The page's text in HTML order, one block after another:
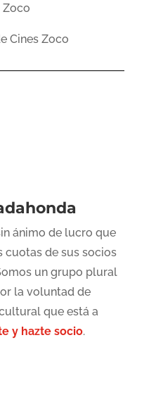
Zoco
Cines Zoco
ánimo de lucro que
cuotas de sus socios
un grupo plural
la voluntad de
que está a
y hazte socio.